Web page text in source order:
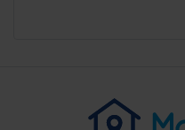
Filter löschen